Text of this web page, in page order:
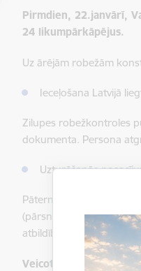
Pirmdien, 22.janvārī,
24 likumpārkāpējus.
Uz ārējām robežām
Ieceļošana Latvijā
Zilupes robežkontroles
dokumenta. Persona
Uzturēšanās
Pāternieku
(pārsniegts vīzā
atbildības.
Veicot imigrācijas